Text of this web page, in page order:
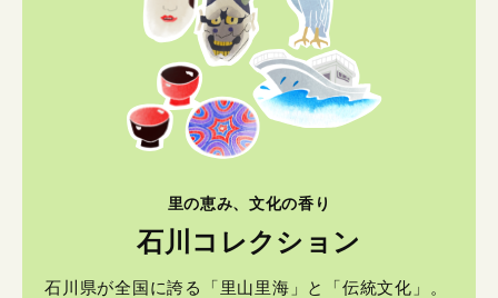
里の恵み、文化の香り
石川コレクション
石川県が全国に誇る「里山里海」と「伝統文化」。